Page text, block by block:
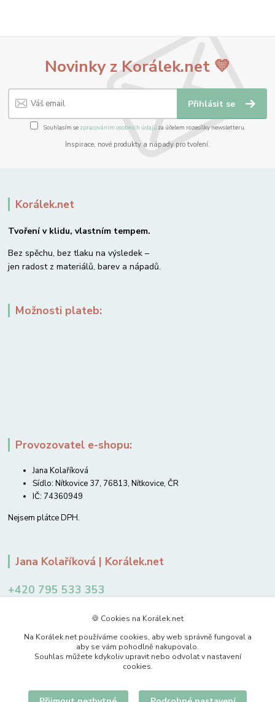
Novinky z Korálek.net 💛
Přihlásit se
Souhlasím se zpracováním osobních údajůza účelem rozesílky newsletteru.
Inspirace, nové produkty a nápady pro tvoření.
Korálek.net
Tvoření v klidu, vlastním tempem.
Bez spěchu, bez tlaku na výsledek –
jen radost z materiálů, barev a nápadů.
Možnosti plateb:
Provozovatel e-shopu:
Jana Kolaříková
Sídlo: Nítkovice 37, 76813, Nítkovice, ČR
IČ: 74360949
Nejsem plátce DPH.
Jana Kolaříková | Korálek.net
+420 795 533 353
🍪 Cookies na Korálek.net
Na Korálek.net používáme cookies, aby web správně fungoval a
aby se vám pohodlně nakupovalo.
Souhlas můžete kdykoliv upravit nebo odvolat v nastavení
cookies.